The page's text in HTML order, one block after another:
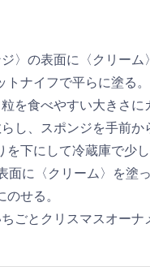
ジ〉の表面に〈クリーム
トナイフで平らに塗る。
粒を食べやすい大きさに
らし、スポンジを手前か
を下にして冷蔵庫で少し
面に〈クリーム〉を塗
のせる。
ちごとクリスマスオーナ